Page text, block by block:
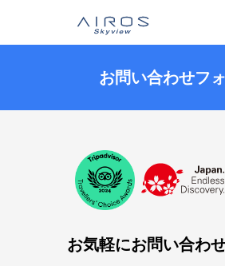
お問い合わせフ
お気軽にお問い合わ